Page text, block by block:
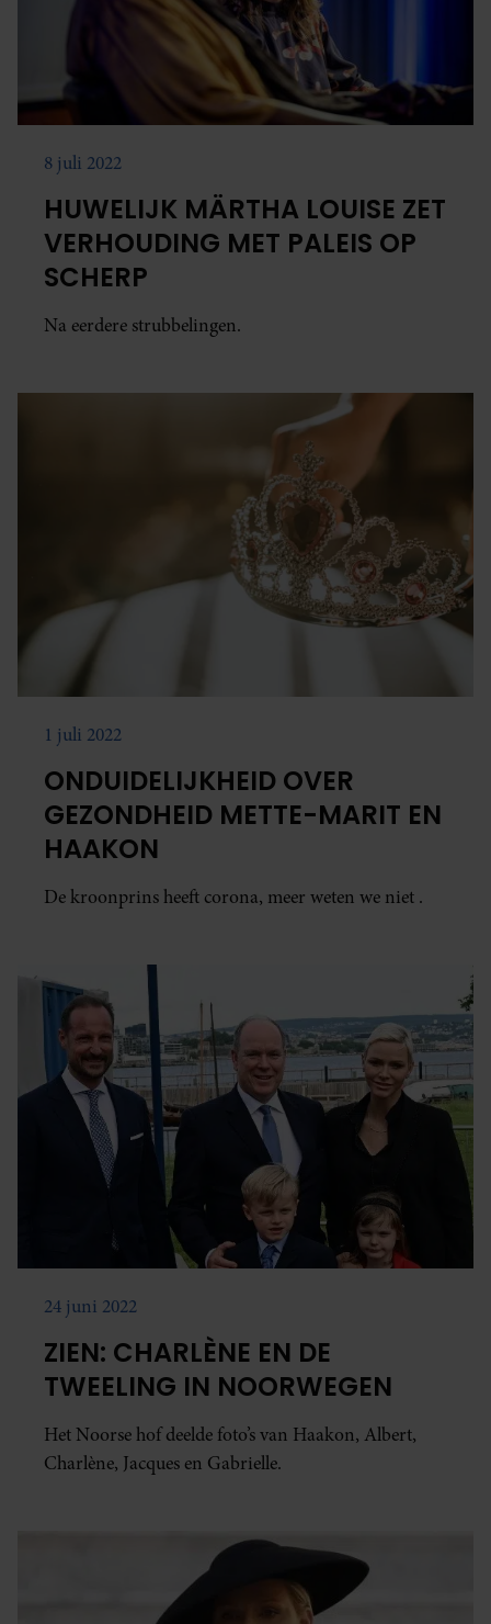
8 juli 2022
HUWELIJK MÄRTHA LOUISE ZET
VERHOUDING MET PALEIS OP
SCHERP
Na eerdere strubbelingen.
1 juli 2022
ONDUIDELIJKHEID OVER
GEZONDHEID METTE-MARIT EN
HAAKON
De kroonprins heeft corona, meer weten we niet .
24 juni 2022
ZIEN: CHARLÈNE EN DE
TWEELING IN NOORWEGEN
Het Noorse hof deelde foto’s van Haakon, Albert,
Charlène, Jacques en Gabrielle.